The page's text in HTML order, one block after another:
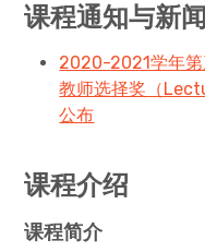
课程通知与新闻
2020-2021学年第
教师选择奖（
公布
课程介绍
课程简介